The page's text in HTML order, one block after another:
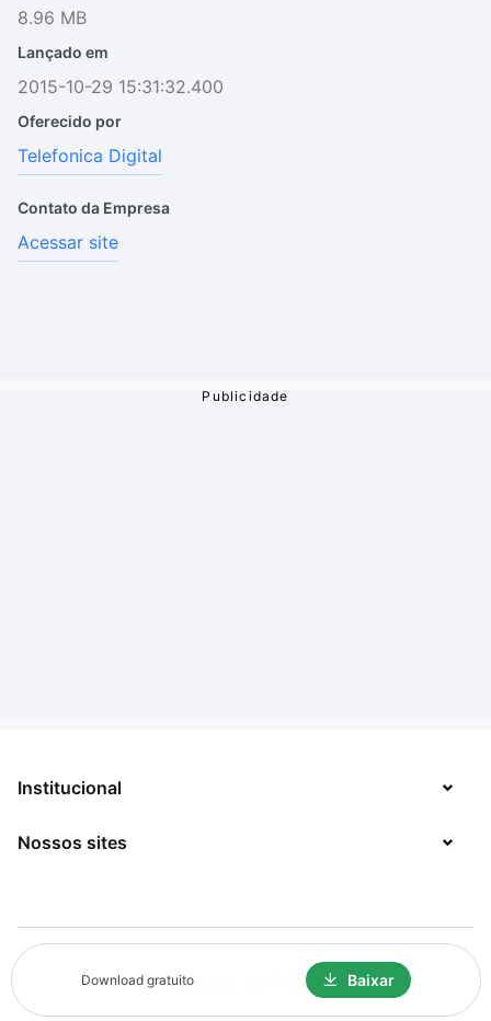
Download gratuito Baixar
8.96 MB
Lançado em
2015-10-29 15:31:32.400
Oferecido por
Telefonica Digital
Contato da Empresa
Acessar site
Institucional
Sobre
Jobs
Política de Privacidade
Nossos sites
Mega Curioso
Minha Série